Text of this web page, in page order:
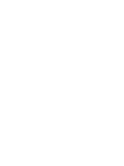
ou à ranger.
robuste et
toucher.